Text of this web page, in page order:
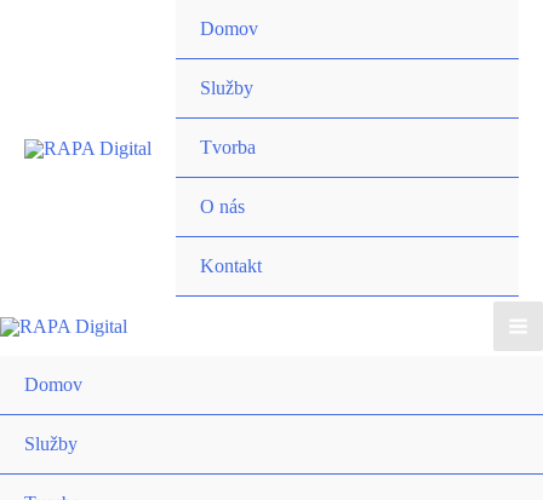
Domov
Služby
Tvorba
O nás
Kontakt
Domov
Služby